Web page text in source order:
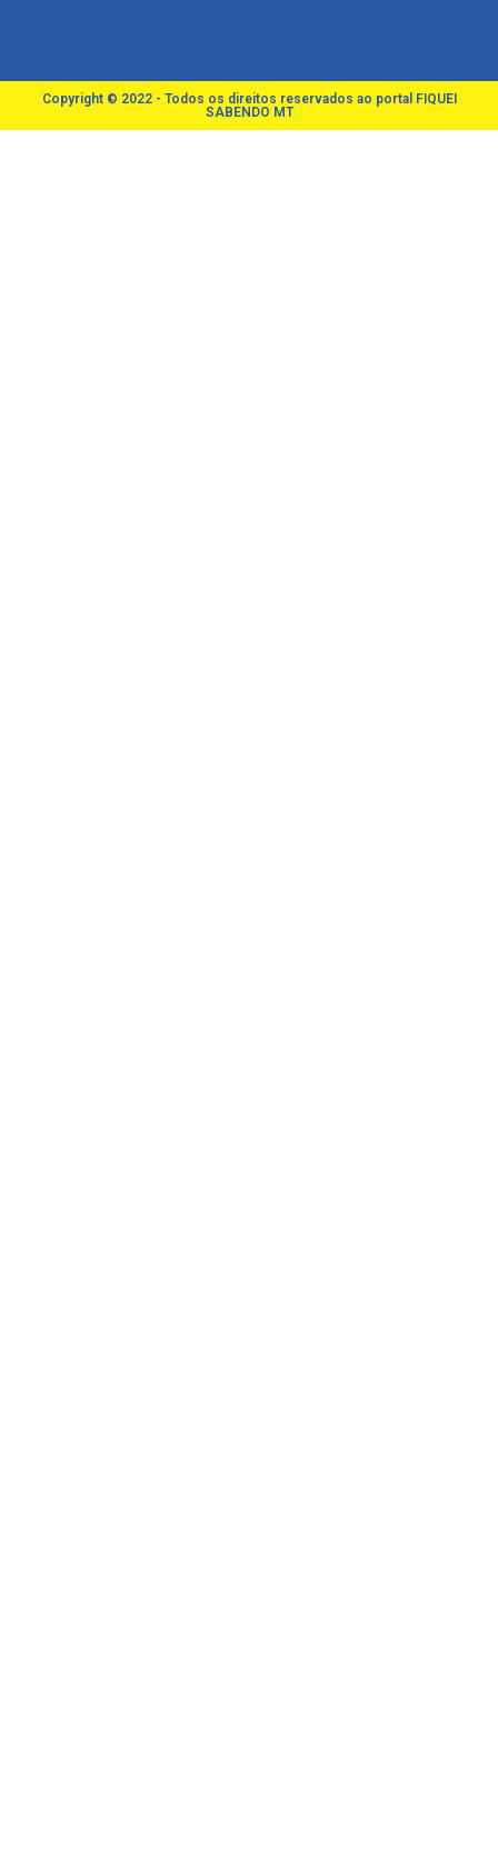
Copyright © 2022 - Todos os direitos reservados ao portal FIQUEI
SABENDO MT